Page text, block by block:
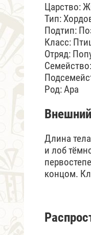
Царство:
Тип:
Подтип:
Класс:
Отряд:
Род: Ара
Длина
и лоб
концом.